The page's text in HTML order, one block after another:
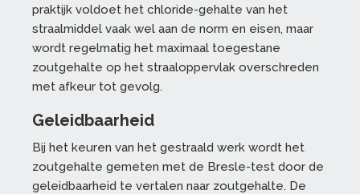
praktijk voldoet het chloride-gehalte van het
straalmiddel vaak wel aan de norm en eisen, maar
wordt regelmatig het maximaal toegestane
zoutgehalte op het straaloppervlak overschreden
met afkeur tot gevolg.
Geleidbaarheid
Bij het keuren van het gestraald werk wordt het
zoutgehalte gemeten met de Bresle-test door de
geleidbaarheid te vertalen naar zoutgehalte. De